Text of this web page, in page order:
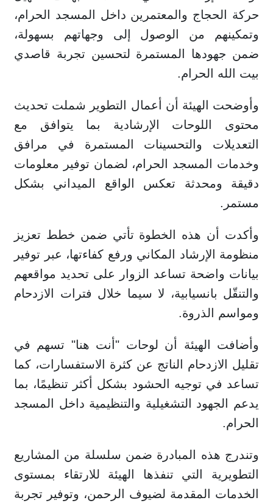
حركة الحجاج والمعتمرين داخل المسجد الحرام،
وتمكينهم من الوصول إلى وجهاتهم بسهولة،
ضمن جهودها المستمرة لتحسين تجربة قاصدي
بيت الله الحرام.
وأوضحت الهيئة أن أعمال التطوير شملت تحديث
محتوى اللوحات الإرشادية بما يتوافق مع
التعديلات والتحسينات المستمرة في مرافق
وخدمات المسجد الحرام، لضمان توفير معلومات
دقيقة ومحدثة تعكس الواقع الميداني بشكل
مستمر.
وأكدت أن هذه الخطوة تأتي ضمن خطط تعزيز
منظومة الإرشاد المكاني ورفع كفاءتها، عبر توفير
بيانات واضحة تساعد الزوار على تحديد مواقعهم
والتنقّل بانسيابية، لا سيما خلال فترات الازدحام
ومواسم الذروة.
وأضافت الهيئة أن لوحات "أنت هنا" تسهم في
تقليل الازدحام الناتج عن كثرة الاستفسارات، كما
تساعد في توجيه الحشود بشكل أكثر تنظيمًا، بما
يدعم الجهود التشغيلية والتنظيمية داخل المسجد
الحرام.
وتندرج هذه المبادرة ضمن سلسلة من المشاريع
التطويرية التي تنفذها الهيئة للارتقاء بمستوى
الخدمات المقدمة لضيوف الرحمن، وتوفير تجربة